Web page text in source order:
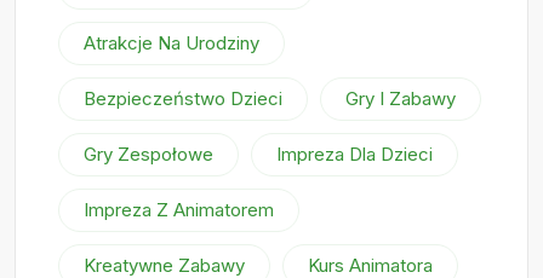
Atrakcje Na Urodziny
Bezpieczeństwo Dzieci Gry I Zabawy
Gry Zespołowe Impreza Dla Dzieci
Impreza Z Animatorem
Kreatywne Zabawy Kurs Animatora